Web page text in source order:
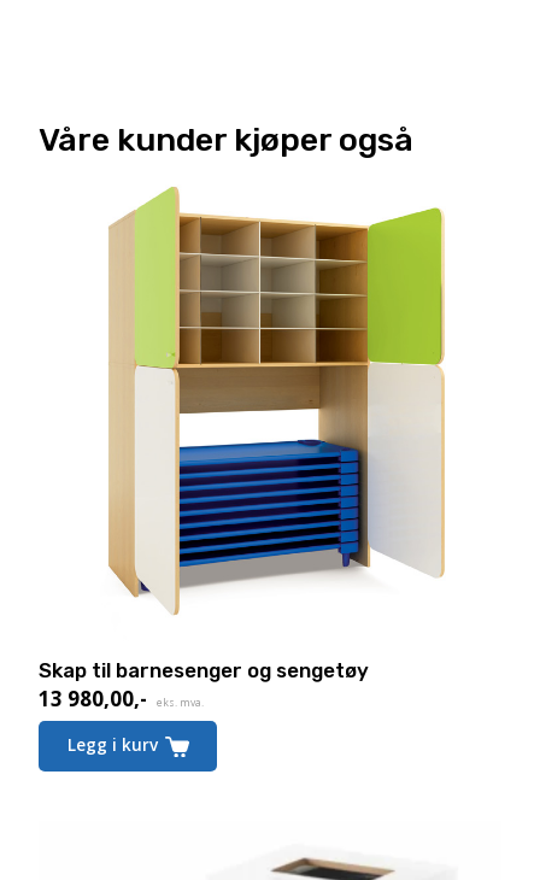
Våre kunder kjøper også
Skap til barnesenger og sengetøy
13 980,00,- eks. mva.
Legg i kurv